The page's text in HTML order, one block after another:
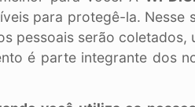
para protegê-la. Nesse
pessoais serão
é parte integrante dos